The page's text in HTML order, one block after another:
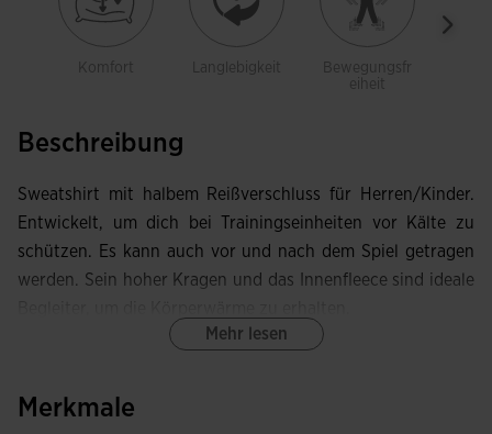
Komfort Langlebigkeit
Bewegungsfr
eiheit
Beschreibung
Sweatshirt mit halbem Reißverschluss für Herren/Kinder.
Entwickelt, um dich bei Trainingseinheiten vor Kälte zu
schützen. Es kann auch vor und nach dem Spiel getragen
werden. Sein hoher Kragen und das Innenfleece sind ideale
Textilblende geschützt ist, um Scheuern am Hals zu
Mehr lesen
Merkmale